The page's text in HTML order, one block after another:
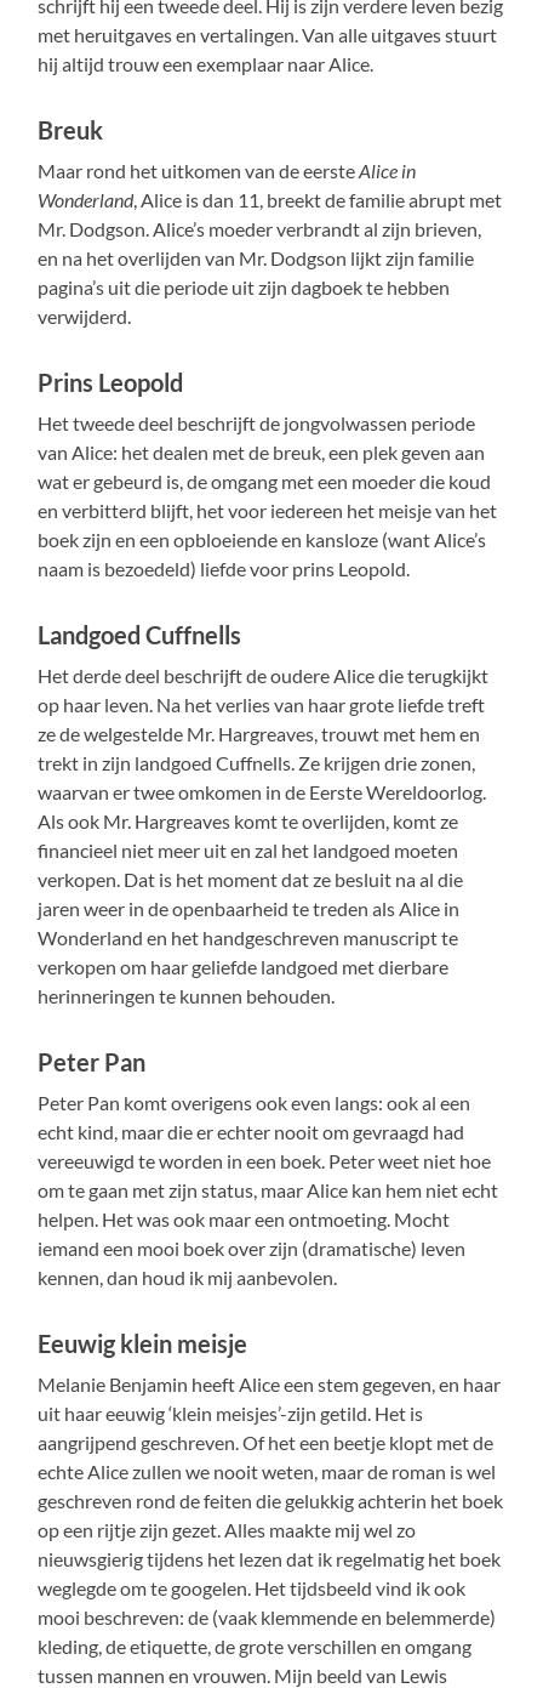
schrijft hij een tweede deel. Hij is zijn verdere leven bezig
met heruitgaves en vertalingen. Van alle uitgaves stuurt
hij altijd trouw een exemplaar naar Alice.
Breuk
Maar rond het uitkomen van de eersteAlice in
Wonderland, Alice is dan 11, breekt de familie abrupt met
Mr. Dodgson. Alice’s moeder verbrandt al zijn brieven,
en na het overlijden van Mr. Dodgson lijkt zijn familie
pagina’s uit die periode uit zijn dagboek te hebben
verwijderd.
Prins Leopold
Het tweede deel beschrijft de jongvolwassen periode
van Alice: het dealen met de breuk, een plek geven aan
wat er gebeurd is, de omgang met een moeder die koud
en verbitterd blijft, het voor iedereen het meisje van het
boek zijn en een opbloeiende en kansloze (want Alice’s
naam is bezoedeld) liefde voor prins Leopold.
Landgoed Cuffnells
Het derde deel beschrijft de oudere Alice die terugkijkt
op haar leven. Na het verlies van haar grote liefde treft
ze de welgestelde Mr. Hargreaves, trouwt met hem en
trekt in zijn landgoed Cuffnells. Ze krijgen drie zonen,
waarvan er twee omkomen in de Eerste Wereldoorlog.
Als ook Mr. Hargreaves komt te overlijden, komt ze
financieel niet meer uit en zal het landgoed moeten
verkopen. Dat is het moment dat ze besluit na al die
jaren weer in de openbaarheid te treden als Alice in
Wonderland en het handgeschreven manuscript te
verkopen om haar geliefde landgoed met dierbare
herinneringen te kunnen behouden.
Peter Pan
Peter Pan komt overigens ook even langs: ook al een
echt kind, maar die er echter nooit om gevraagd had
vereeuwigd te worden in een boek. Peter weet niet hoe
om te gaan met zijn status, maar Alice kan hem niet echt
helpen. Het was ook maar een ontmoeting. Mocht
iemand een mooi boek over zijn (dramatische) leven
kennen, dan houd ik mij aanbevolen.
Eeuwig klein meisje
Melanie Benjamin heeft Alice een stem gegeven, en haar
uit haar eeuwig ‘klein meisjes’-zijn getild. Het is
aangrijpend geschreven. Of het een beetje klopt met de
echte Alice zullen we nooit weten, maar de roman is wel
geschreven rond de feiten die gelukkig achterin het boek
op een rijtje zijn gezet. Alles maakte mij wel zo
nieuwsgierig tijdens het lezen dat ik regelmatig het boek
weglegde om te googelen. Het tijdsbeeld vind ik ook
mooi beschreven: de (vaak klemmende en belemmerde)
kleding, de etiquette, de grote verschillen en omgang
tussen mannen en vrouwen. Mijn beeld van Lewis